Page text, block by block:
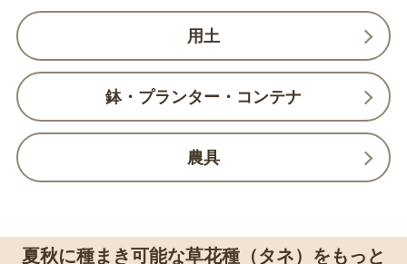
用土
鉢・プランター・コンテナ
農具
夏秋に種まき可能な草花種（タネ）をもっと